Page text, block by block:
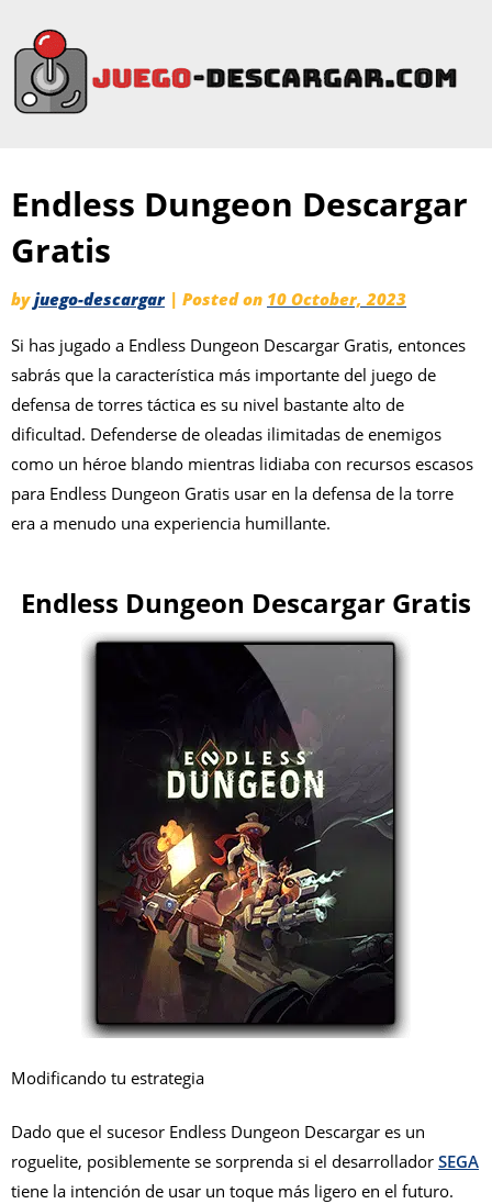
Endless Dungeon Descargar
Gratis
byjuego-descargar | Posted on 10 October, 2023
Si has jugado a Endless Dungeon Descargar Gratis, entonces
sabrás que la característica más importante del juego de
defensa de torres táctica es su nivel bastante alto de
dificultad. Defenderse de oleadas ilimitadas de enemigos
como un héroe blando mientras lidiaba con recursos escasos
para Endless Dungeon Gratis usar en la defensa de la torre
era a menudo una experiencia humillante.
Endless Dungeon Descargar Gratis
Modificando tu estrategia
Dado que el sucesor Endless Dungeon Descargar es un
roguelite, posiblemente se sorprenda si el desarrollador SEGA
tiene la intención de usar un toque más ligero en el futuro.